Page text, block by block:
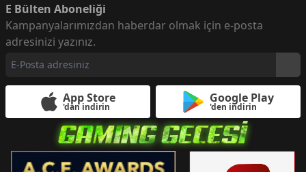
E Bülten Aboneliği
Kampanyalarımızdan haberdar olmak için e-posta
adresinizi yazınız.
App Store
'dan indirin
Google Play
'den indirin